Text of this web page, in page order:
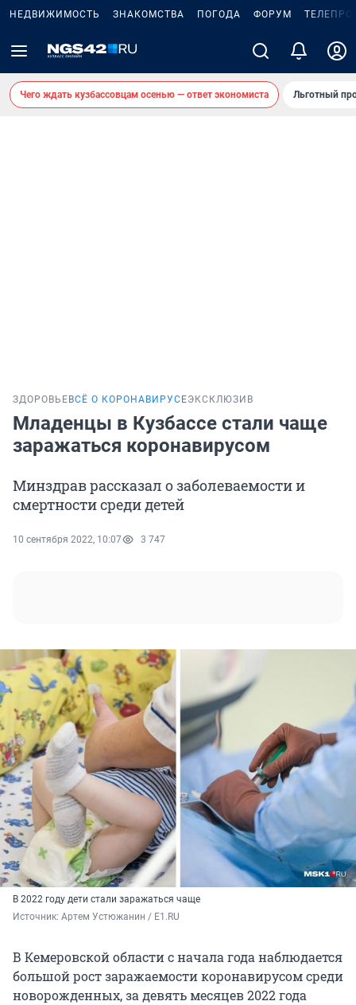
НЕДВИЖИМОСТЬ ЗНАКОМСТВА ПОГОДА ФОРУМ
Чего ждать кузбассовцам осенью — ответ экономиста Льготный
ЗДОРОВЬЕ ВСЁ О КОРОНАВИРУСЕЭКСКЛЮЗИВ
Младенцы в Кузбассе стали чаще
заражаться коронавирусом
Минздрав рассказал о заболеваемости и
смертности среди детей
10 сентября 2022, 10:07 3 747
В 2022 году дети стали заражаться чаще
Источник: Артем Устюжанин / E1.RU
В Кемеровской области с начала года наблюдается
большой рост заражаемости коронавирусом среди
новорожденных, за девять месяцев 2022 года